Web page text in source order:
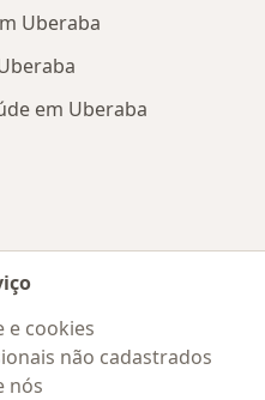
Uberaba
em Uberaba
e cookies
não cadastrados
nós